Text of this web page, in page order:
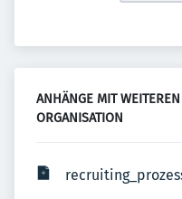
ANHÄNGE MIT
ORGANISATION